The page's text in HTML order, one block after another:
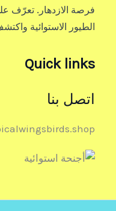
فرصة الازدهار. تعرّف
الطيور الاستوائية
Quick links
اتصل بنا